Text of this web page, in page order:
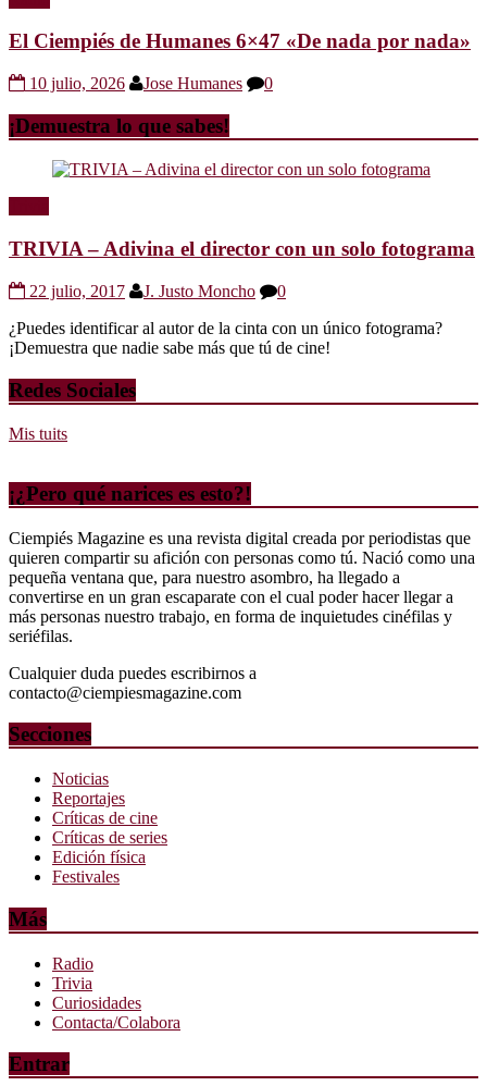
El Ciempiés de Humanes 6×47 «De nada por nada»
10 julio, 2026 Jose Humanes 0
¡Demuestra lo que sabes!
TRIVIA – Adivina el director con un solo fotograma
22 julio, 2017 J. Justo Moncho
0
¿Puedes identificar al autor de la cinta con un único fotograma?
¡Demuestra que nadie sabe más que tú de cine!
Redes Sociales
Mis tuits
¡¿Pero qué narices es esto?!
Ciempiés Magazine es una revista digital creada por periodistas que
quieren compartir su afición con personas como tú. Nació como una
pequeña ventana que, para nuestro asombro, ha llegado a
convertirse en un gran escaparate con el cual poder hacer llegar a
más personas nuestro trabajo, en forma de inquietudes cinéfilas y
seriéfilas.
Cualquier duda puedes escribirnos a
contacto@ciempiesmagazine.com
Secciones
Noticias
Reportajes
Críticas de cine
Críticas de series
Edición física
Festivales
Más
Radio
Trivia
Curiosidades
Contacta/Colabora
Entrar